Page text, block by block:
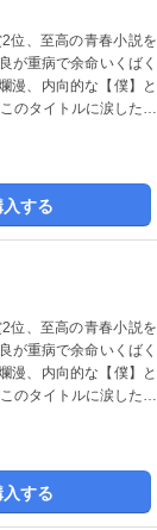
位、至高の青春小説を
が重病で余命いくばく
漫、内向的な【僕】と
のタイトルに涙した…
入する
位、至高の青春小説を
が重病で余命いくばく
漫、内向的な【僕】と
のタイトルに涙した…
入する